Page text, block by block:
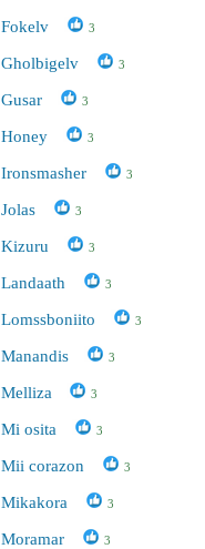
Fokelv 3
Gholbigelv 3
Gusar 3
Honey 3
Ironsmasher 3
Jolas 3
Kizuru 3
Landaath 3
Lomssboniito 3
Manandis 3
Melliza 3
Mi osita 3
Mii corazon 3
Mikakora 3
Moramar 3